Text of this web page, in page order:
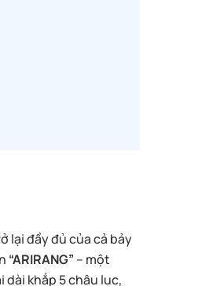
lại đầy đủ của cả bảy
“ARIRANG” – một
dài khắp 5 châu lục,